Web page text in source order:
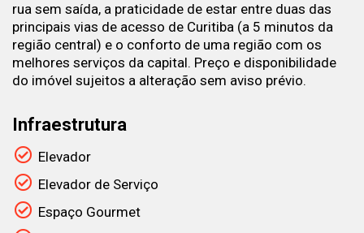
rua sem saída, a praticidade de estar entre duas das
principais vias de acesso de Curitiba (a 5 minutos da
região central) e o conforto de uma região com os
melhores serviços da capital. Preço e disponibilidade
do imóvel sujeitos a alteração sem aviso prévio.
Infraestrutura
Elevador
Elevador de Serviço
Espaço Gourmet